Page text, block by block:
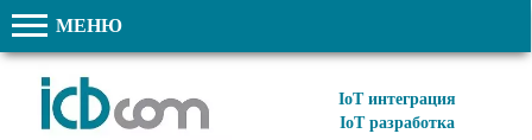
МЕНЮ
IoT интеграция
IoT разработка